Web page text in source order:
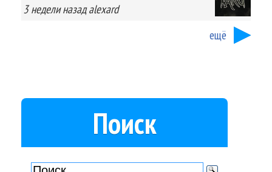
3 неделиназад alexard
ещё
Поиск